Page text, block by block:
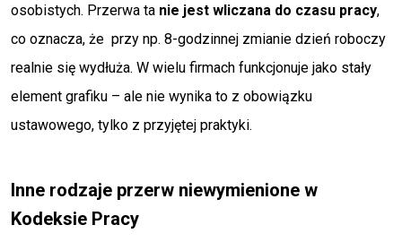
osobistych. Przerwa ta nie jest wliczana do czasu pracy,
co oznacza, że przy np. 8-godzinnej zmianie dzień roboczy
realnie się wydłuża. W wielu firmach funkcjonuje jako stały
element grafiku – ale nie wynika to z obowiązku
ustawowego, tylko z przyjętej praktyki.
Inne rodzaje przerw niewymienione w
Kodeksie Pracy